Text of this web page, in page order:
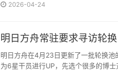
2026-04-24
明日方舟常驻要求寻访轮
明日方舟在4月23日更新了一批轮换
为6星干员进行UP，先选个很多的博